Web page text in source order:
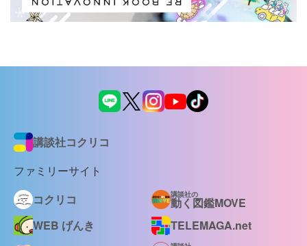
講談社コクリコ
ファミリーサイト
コクリコ
講談社の
動く図鑑MOVE
WEB げんき
TELEMAGA.net